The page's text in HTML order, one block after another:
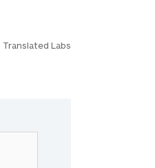
Translated Labs